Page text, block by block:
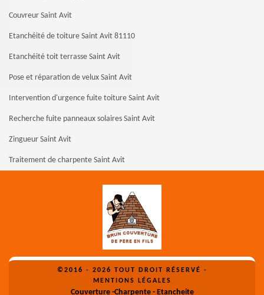
Couvreur Saint Avit
Etanchéité de toiture Saint Avit 81110
Etanchéité toit terrasse Saint Avit
Pose et réparation de velux Saint Avit
Intervention d'urgence fuite toiture Saint Avit
Recherche fuite panneaux solaires Saint Avit
Zingueur Saint Avit
Traitement de charpente Saint Avit
©2016 - 2026 TOUT DROIT RÉSERVÉ -
MENTIONS LÉGALES
Couverture -Charpente - Etancheite